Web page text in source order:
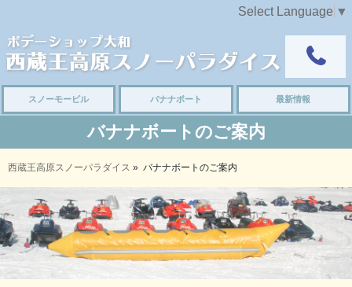
Select Language ▼
スノーモービル バナナボート 最新情報
バナナボートのご案内
西蔵王高原スノーパラダイス » バナナボートのご案内